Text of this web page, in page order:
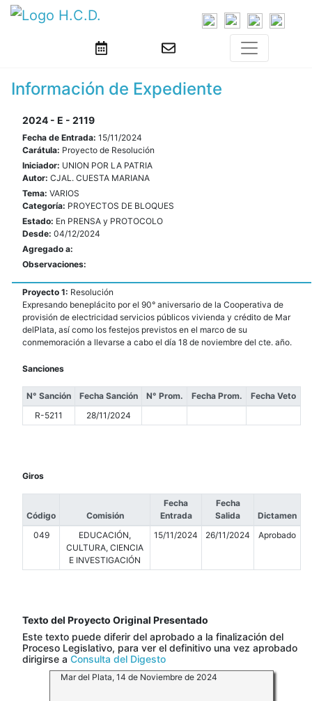
Información de Expediente
2024 - E - 2119
Fecha de Entrada: 15/11/2024
Carátula: Proyecto de Resolución
Iniciador: UNION POR LA PATRIA
Autor: CJAL. CUESTA MARIANA
Tema: VARIOS
Categoría: PROYECTOS DE BLOQUES
Estado: En PRENSA y PROTOCOLO
Desde: 04/12/2024
Agregado a:
Observaciones:
Proyecto 1: Resolución
Expresando beneplácito por el 90° aniversario de la Cooperativa de
provisión de electricidad servicios públicos vivienda y crédito de Mar
delPlata, así como los festejos previstos en el marco de su
conmemoración a llevarse a cabo el día 18 de noviembre del cte. año.
Sanciones
N° Sanción Fecha Sanción N° Prom. Fecha Prom.
Fecha Veto
R-5211
28/11/2024
Giros
Código Comisión
Fecha
Entrada
Fecha
Salida
Dictamen
049
EDUCACIÓN,
CULTURA, CIENCIA
E INVESTIGACIÓN
15/11/2024 26/11/2024 Aprobado
Texto del Proyecto Original Presentado
Este texto puede diferir del aprobado a la finalización del
Proceso Legislativo, para ver el definitivo una vez aprobado
dirigirse a Consulta del Digesto
Mar del Plata, 14 de Noviembre de 2024